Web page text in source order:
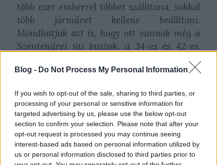
Blog - Do Not Process My Personal Information
If you wish to opt-out of the sale, sharing to third parties, or
processing of your personal or sensitive information for
targeted advertising by us, please use the below opt-out
section to confirm your selection. Please note that after your
opt-out request is processed you may continue seeing
interest-based ads based on personal information utilized by
us or personal information disclosed to third parties prior to
több ezer emberrel többet szállítana, sokkal
több járművet kellene beállítani.
Mondhatjuk azt is, hogy ott vannak még a
Szentendrei úti buszok, a 34-es és 42-es.
Csakhogy aki tapasztalta a reggeli dugókat
a Szentendrei úton, tudja, hogy képtelenség
érkezésük ideje is bizonytalan. Jó megoldás
volt, hogy buszsávot alakítottak ki a
legszélső sávból, de sajnos a közlekedési
morál miatt, ellenőrzés híján pofátlanul
használták az autósok, így célját nem tudta